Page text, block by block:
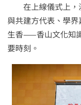
在上線儀式上，
與共建方代表、學
生香——香山文化知
要時刻。